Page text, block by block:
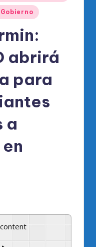
abrirá
para
a